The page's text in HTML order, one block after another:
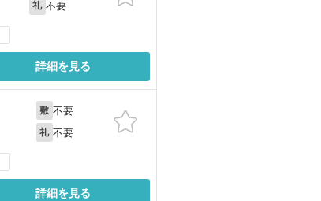
礼 不要
詳細を見る
敷 不要
礼 不要
詳細を見る